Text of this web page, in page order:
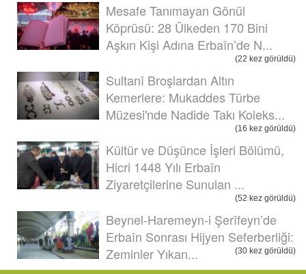
Mesafe Tanımayan Gönül
Köprüsü: 28 Ülkeden 170 Bini
Aşkın Kişi Adına Erbaîn’de N...
(22 kez görüldü)
Sultanî Broşlardan Altın
Kemerlere: Mukaddes Türbe
Müzesi'nde Nadide Takı Koleks...
(16 kez görüldü)
Kültür ve Düşünce İşleri Bölümü,
Hicri 1448 Yılı Erbaîn
Ziyaretçilerine Sunulan ...
(52 kez görüldü)
Beynel-Haremeyn-i Şerîfeyn’de
Erbaîn Sonrası Hijyen Seferberliği:
Zeminler Yıkan...
(30 kez görüldü)